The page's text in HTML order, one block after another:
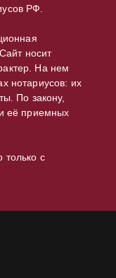
РФ.
носит
На нем
нотариусов: их
По закону,
её приемных
с